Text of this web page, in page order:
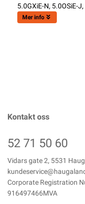
5.0GXiE-N, 5.0OSiE-
Mer info
Kontakt oss
52 71 50 60
Vidars gate 2, 5531
Corporate Registration
916497466MVA